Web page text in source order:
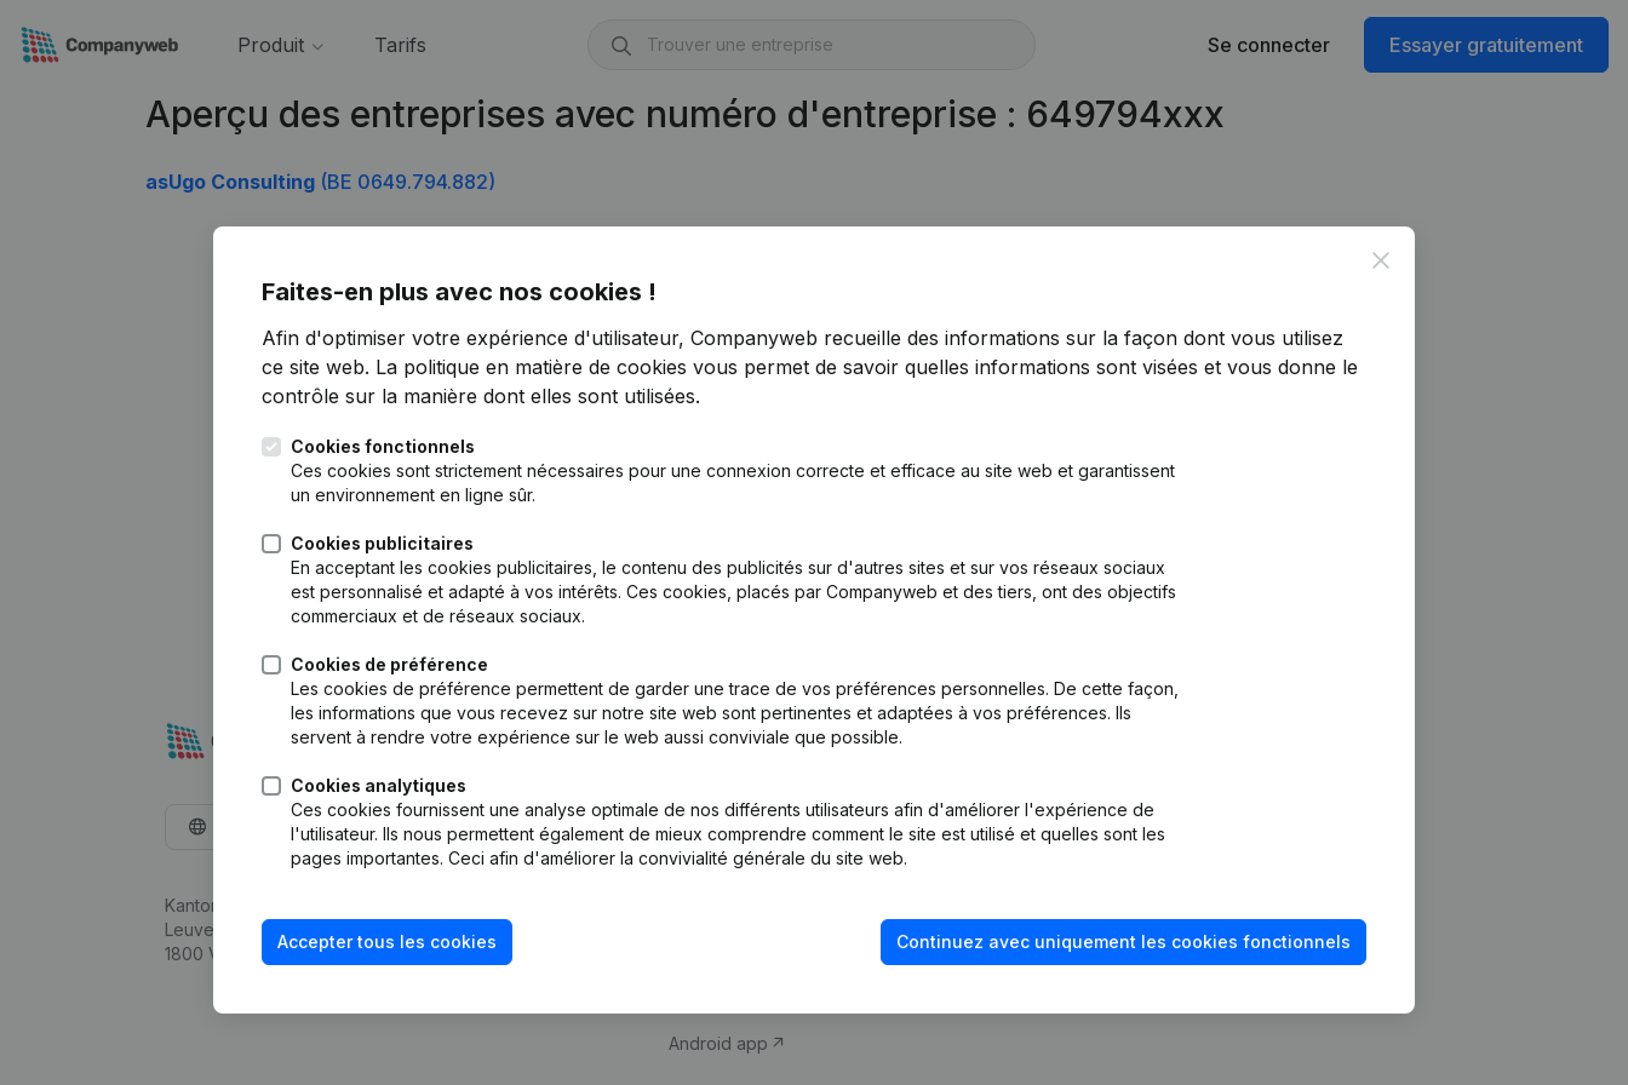
Produit Tarifs Se connecter Essayer gratuitement
Aperçu des entreprises avec numéro d'entreprise : 649794xxx
asUgo Consulting (BE 0649.794.882)
Close
Faites-en plus avec nos cookies !
Afin d'optimiser votre expérience d'utilisateur, Companyweb recueille des informations sur la façon dont vous utilisez
ce site web. La politique en matière de cookies vous permet de savoir quelles informations sont visées et vous donne le
contrôle sur la manière dont elles sont utilisées.
Cookies fonctionnels
Ces cookies sont strictement nécessaires pour une connexion correcte et efficace au site web et garantissent
un environnement en ligne sûr.
Cookies publicitaires
En acceptant les cookies publicitaires, le contenu des publicités sur d'autres sites et sur vos réseaux sociaux
est personnalisé et adapté à vos intérêts. Ces cookies, placés par Companyweb et des tiers, ont des objectifs
commerciaux et de réseaux sociaux.
Cookies de préférence
Les cookies de préférence permettent de garder une trace de vos préférences personnelles. De cette façon,
les informations que vous recevez sur notre site web sont pertinentes et adaptées à vos préférences. Ils
servent à rendre votre expérience sur le web aussi conviviale que possible.
Cookies analytiques
Ces cookies fournissent une analyse optimale de nos différents utilisateurs afin d'améliorer l'expérience de
l'utilisateur. Ils nous permettent également de mieux comprendre comment le site est utilisé et quelles sont les
pages importantes. Ceci afin d'améliorer la convivialité générale du site web.
Accepter tous les cookies Continuez avec uniquement les cookies fonctionnels
Français
Kantorenpark Everest
Leuvensesteenweg 248D,
1800 Vilvoorde
Produit
d’entreprise
Monitoring
Android app
fraude
Consulter des comptes annuels
Vérification de la solvabilité